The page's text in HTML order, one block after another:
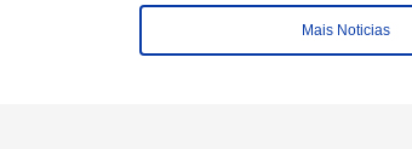
Mais Noticias